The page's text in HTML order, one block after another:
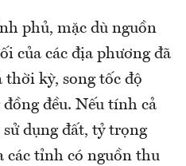
phủ, mặc dù nguồn
của các địa phương đã
thời kỳ, song tốc độ
đều. Nếu tính cả
dụng đất, tỷ trọng
các tỉnh có nguồn thu